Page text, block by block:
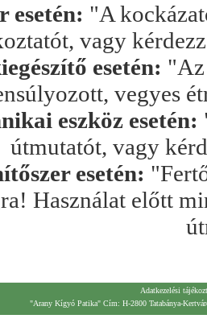
esetén: "A
vagy
esetén: "Az
vegyes
eszköz esetén:
útmutatót, vagy
esetén:
Használat előtt
Adatkezelési
"Arany Kígyó Patika" Cím: H-2800 Tatabánya-